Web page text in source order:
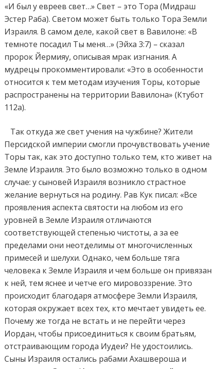
«И был у евреев свет…» Свет – это Тора (Мидраш
Эстер Раба). Светом может быть только Тора Земли
Израиля. В самом деле, какой свет в Вавилоне: «В
темноте посадил Ты меня…» (Эйха 3:7) – сказал
пророк Йермияу, описывая мрак изгнания. А
мудрецы прокомментировали: «Это в особенности
относится к тем методам изучения Торы, которые
распространены на территории Вавилона» (Ктубот
112а).
Так откуда же свет учения на чужбине? Жители
Персидской империи смогли прочувствовать учение
Торы так, как это доступно только тем, кто живет на
Земле Израиля. Это было возможно только в одном
случае: у сыновей Израиля возникло страстное
желание вернуться на родину. Рав Кук писал: «Все
проявления аспекта святости на любом из его
уровней в Земле Израиля отличаются
соответствующей степенью чистоты, а за ее
пределами они неотделимы от многочисленных
примесей и шелухи. Однако, чем больше тяга
человека к Земле Израиля и чем больше он привязан
к ней, тем яснее и четче его мировоззрение. Это
происходит благодаря атмосфере Земли Израиля,
которая окружает всех тех, кто мечтает увидеть ее.
Почему же тогда не встать и не перейти через
Иордан, чтобы присоединиться к своим братьям,
отстраивающим города Иудеи? Не удостоились.
Сыны Израиля остались рабами Ахашвероша и